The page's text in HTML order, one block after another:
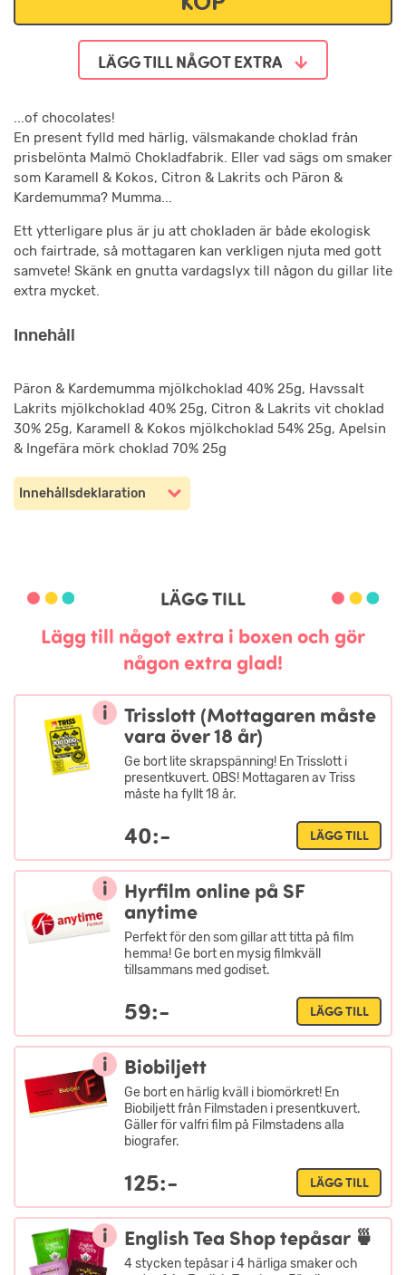
...of chocolates!
En present fylld med härlig, välsmakande choklad från
prisbelönta Malmö Chokladfabrik. Eller vad sägs om smaker
som Karamell & Kokos, Citron & Lakrits och Päron &
Kardemumma? Mumma...
Ett ytterligare plus är ju att chokladen är både ekologisk
och fairtrade, så mottagaren kan verkligen njuta med gott
samvete! Skänk en gnutta vardagslyx till någon du gillar lite
extra mycket.
Innehåll
Päron & Kardemumma mjölkchoklad 40% 25g, Havssalt
Lakrits mjölkchoklad 40% 25g, Citron & Lakrits vit choklad
30% 25g, Karamell & Kokos mjölkchoklad 54% 25g, Apelsin
& Ingefära mörk choklad 70% 25g
LÄGG TILL NÅGOT EXTRA
Innehållsdeklaration
LÄGG TILL
Lägg till något extra i boxen och gör
någon extra glad!
i
Trisslott (Mottagaren måste
vara över 18 år)
Ge bort lite skrapspänning! En Trisslott i
presentkuvert. OBS! Mottagaren av Triss
måste ha fyllt 18 år.
40:- LÄGG TILL
i
Hyrfilm online på SF
anytime
Perfekt för den som gillar att titta på film
hemma! Ge bort en mysig filmkväll
tillsammans med godiset.
59:- LÄGG TILL
i Biobiljett
Ge bort en härlig kväll i biomörkret! En
Biobiljett från Filmstaden i presentkuvert.
Gäller för valfri film på Filmstadens alla
biografer.
125:- LÄGG TILL
i English Tea Shop tepåsar 🍵
4 stycken tepåsar i 4 härliga smaker och